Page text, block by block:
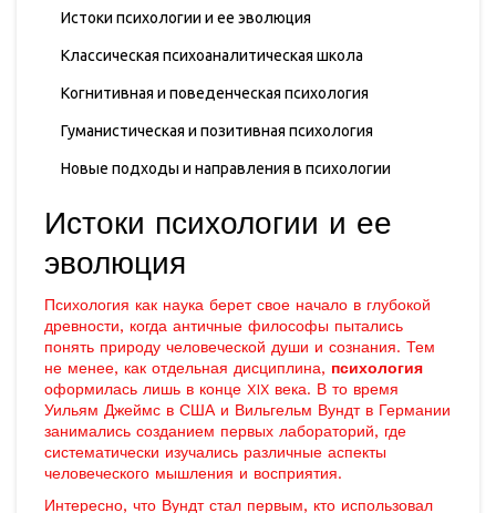
Истоки психологии и ее эволюция
Классическая психоаналитическая школа
Когнитивная и поведенческая психология
Гуманистическая и позитивная психология
Новые подходы и направления в психологии
Истоки психологии и ее
эволюция
Психология как наука берет свое начало в глубокой
древности, когда античные философы пытались
понять природу человеческой души и сознания. Тем
не менее, как отдельная дисциплина, психология
оформилась лишь в конце XIX века. В то время
Уильям Джеймс в США и Вильгельм Вундт в Германии
занимались созданием первых лабораторий, где
систематически изучались различные аспекты
человеческого мышления и восприятия.
Интересно, что Вундт стал первым, кто использовал